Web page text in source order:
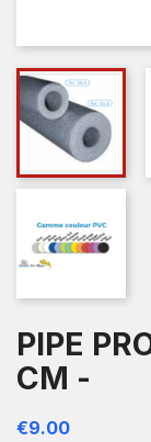
PIPE
CM -
€9.00